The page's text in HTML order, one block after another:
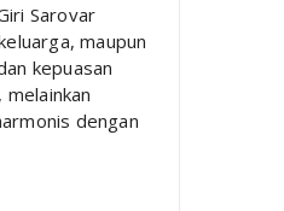
Sarovar
maupun
kepuasan
dengan